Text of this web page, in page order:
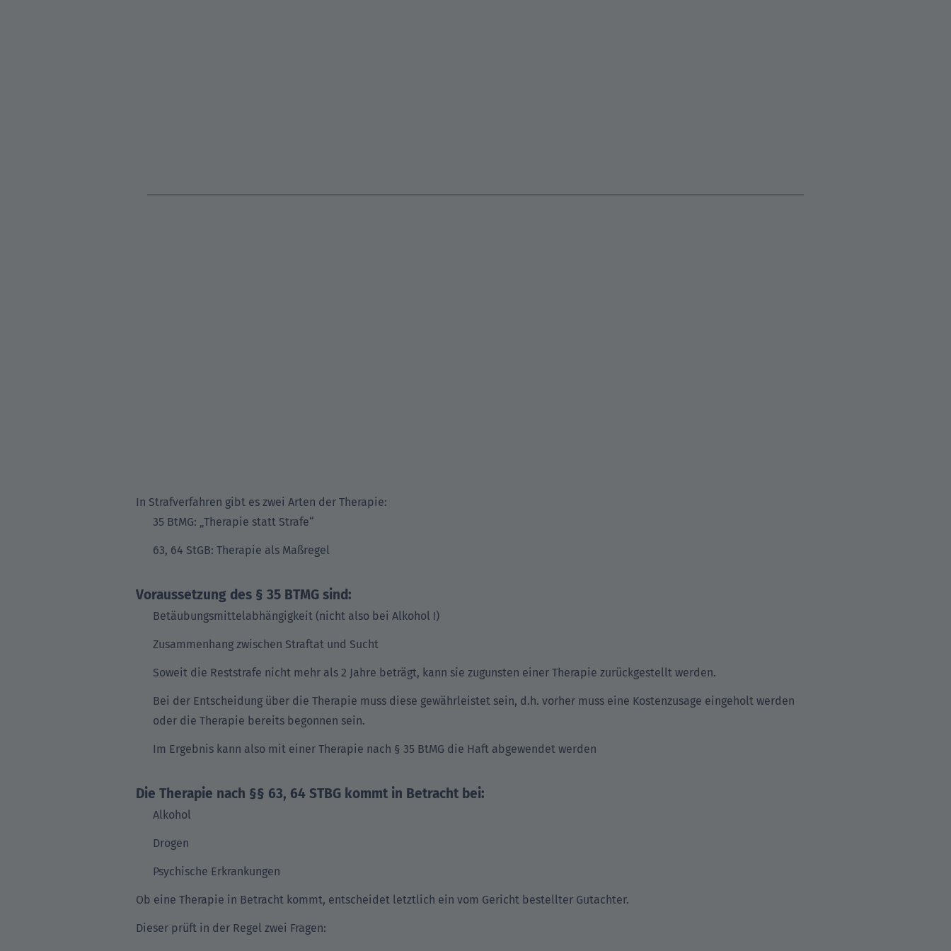
In Strafverfahren gibt es zwei Arten der Therapie:
35 BtMG: „Therapie statt Strafe“
63, 64 StGB: Therapie als Maßregel
Voraussetzung des § 35 BTMG sind:
Betäubungsmittelabhängigkeit (nicht also bei Alkohol !)
Zusammenhang zwischen Straftat und Sucht
Soweit die Reststrafe nicht mehr als 2 Jahre beträgt, kann sie zugunsten einer Therapie zurückgestellt werden.
Bei der Entscheidung über die Therapie muss diese gewährleistet sein, d.h. vorher muss eine Kostenzusage eingeholt werden
oder die Therapie bereits begonnen sein.
Im Ergebnis kann also mit einer Therapie nach § 35 BtMG die Haft abgewendet werden
Die Therapie nach §§ 63, 64 STBG kommt in Betracht bei:
Alkohol
Drogen
Psychische Erkrankungen
Ob eine Therapie in Betracht kommt, entscheidet letztlich ein vom Gericht bestellter Gutachter.
Dieser prüft in der Regel zwei Fragen: